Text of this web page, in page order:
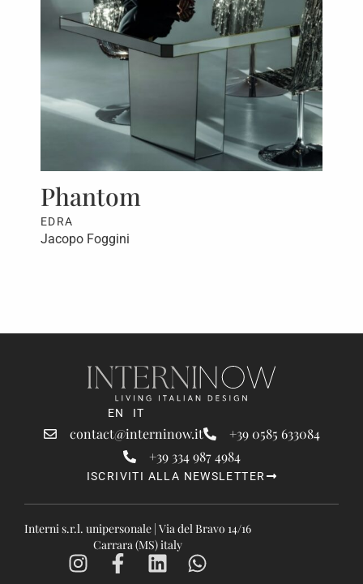
Phantom
EDRA
Jacopo Foggini
EN IT
contact@interninow.it
+39 0585 633084
+39 334 987 4984
ISCRIVITI ALLA NEWSLETTER
Interni s.r.l. unipersonale | Via del Bravo 14/16
Carrara (MS) italy